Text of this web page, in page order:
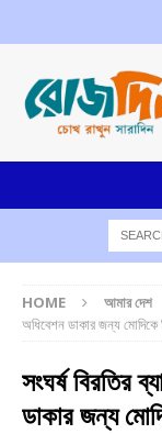
HOME আমার দেশ
অধিবেশন ডাকার জন্য মোদিকে
সংঘর্ষ বিরতির
ডাকার জন্য